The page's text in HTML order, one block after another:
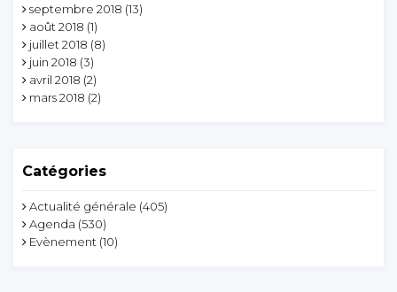
septembre 2018 (13)
août 2018 (1)
juillet 2018 (8)
juin 2018 (3)
avril 2018 (2)
mars 2018 (2)
Catégories
Actualité générale (405)
Agenda (530)
Evènement (10)